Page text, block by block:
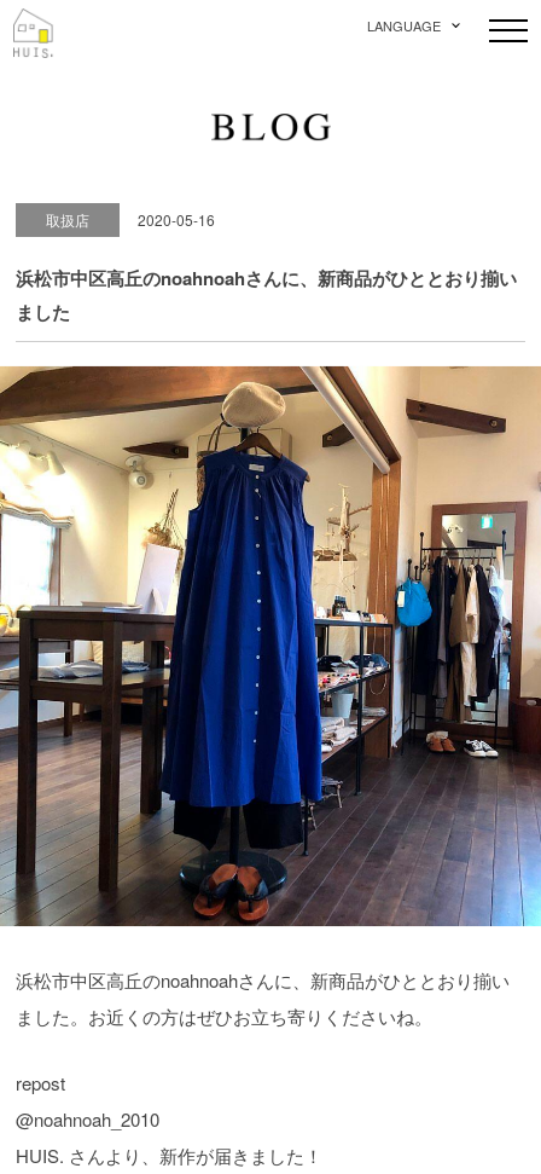
LANGUAGE
取扱店 2020-05-16
浜松市中区高丘のnoahnoahさんに、新商品がひととおり揃い
ました
浜松市中区高丘のnoahnoahさんに、新商品がひととおり揃い
ました。お近くの方はぜひお立ち寄りくださいね。
repost
@noahnoah_2010
HUIS. さんより、新作が届きました！